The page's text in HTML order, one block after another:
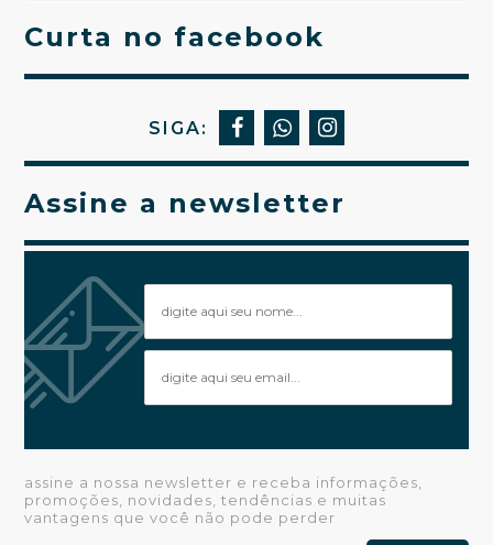
Curta no facebook
SIGA:
Assine a newsletter
assine a nossa newsletter e receba informações,
promoções, novidades, tendências e muitas
vantagens que você não pode perder